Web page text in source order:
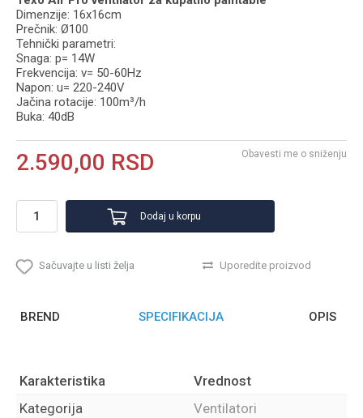
Dimenzije: 16x16cm
Prečnik: Ø100
Tehnički parametri:
Snaga: p= 14W
Frekvencija: v= 50-60Hz
Napon: u= 220-240V
Jačina rotacije: 100m³/h
Buka: 40dB
2.590,00 RSD Obavesti me o sniženju
Dodaj u korpu
Sačuvajte u listi želja Uporedite proizvod
BREND SPECIFIKACIJA OPIS
Karakteristika
Vrednost
Kategorija
Ventilatori